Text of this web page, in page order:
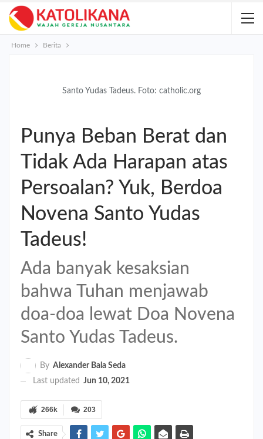
Home Berita
Santo Yudas Tadeus. Foto: catholic.org
Punya Beban Berat dan
Tidak Ada Harapan atas
Persoalan? Yuk, Berdoa
Novena Santo Yudas
Tadeus!
Ada banyak kesaksian
bahwa Tuhan menjawab
doa-doa lewat Doa Novena
Santo Yudas Tadeus.
By Alexander Bala Seda
Last updated Jun 10, 2021
203
266k
Share